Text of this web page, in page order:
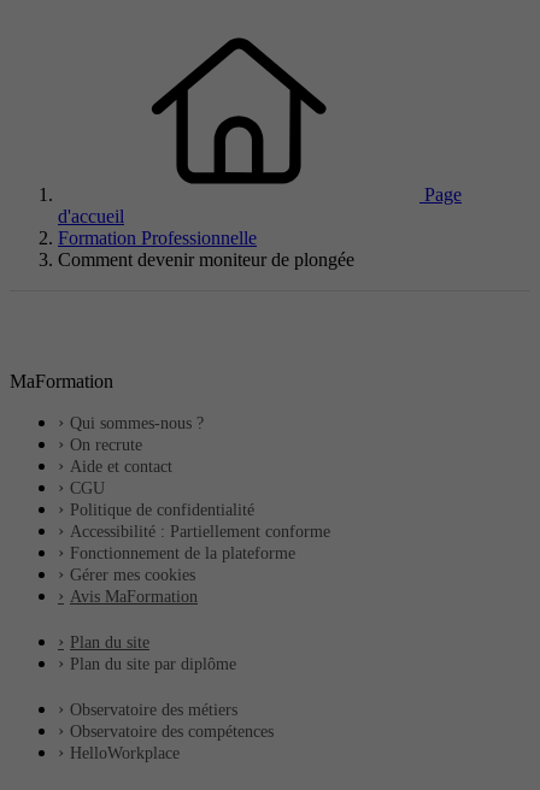
Page
d'accueil
Formation Professionnelle
Comment devenir moniteur de plongée
MaFormation
Qui sommes-nous ?
On recrute
Aide et contact
CGU
Politique de confidentialité
Accessibilité : Partiellement conforme
Fonctionnement de la plateforme
Gérer mes cookies
Avis MaFormation
Plan du site
Plan du site par diplôme
Observatoire des métiers
Observatoire des compétences
HelloWorkplace